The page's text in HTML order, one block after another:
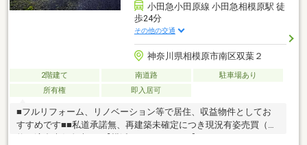
小田急小田原線 小田急相模原駅 徒
歩24分
その他の交通
神奈川県相模原市南区双葉２
2階建て 南道路
駐車場あり
所有権
即入居可
■フルリフォーム、リノベーション等で居住、収益物件としてお
すすめです■■私道承諾無、再建築未確定につき現況有姿売買（契